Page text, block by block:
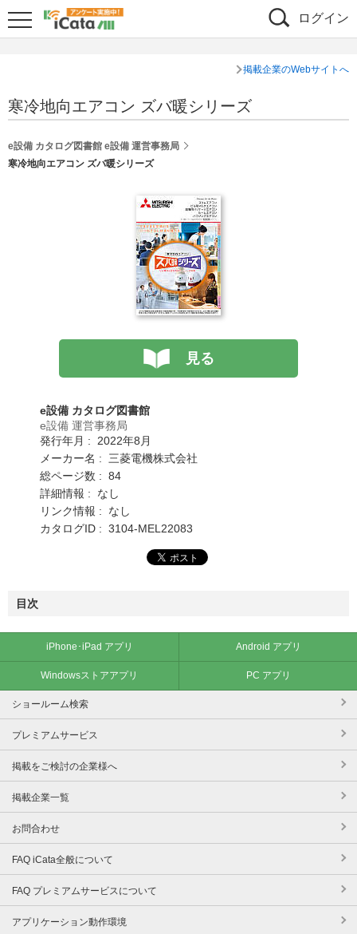
ログイン
掲載企業のWebサイトへ
寒冷地向エアコン ズバ暖シリーズ
e設備 カタログ図書館 e設備 運営事務局
寒冷地向エアコン ズバ暖シリーズ
見る
e設備 カタログ図書館
e設備 運営事務局
発行年月 : 2022年8月
メーカー名 : 三菱電機株式会社
総ページ数 : 84
詳細情報 : なし
リンク情報 : なし
カタログID : 3104-MEL22083
目次
iPhone･iPad アプリ Android アプリ
Windowsストアアプリ PC アプリ
ショールーム検索
プレミアムサービス
掲載をご検討の企業様へ
掲載企業一覧
お問合わせ
FAQ iCata全般について
FAQ プレミアムサービスについて
アプリケーション動作環境